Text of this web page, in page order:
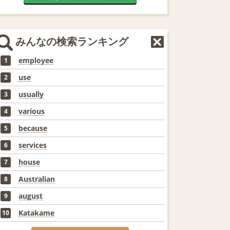
みんなの検索ランキング
1 employee
2 use
3 usually
4 various
5 because
6 services
7 house
8 Australian
9 august
10 Katakame